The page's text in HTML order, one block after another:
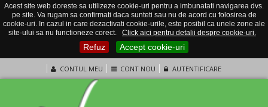
Acest site web doreste sa utilizeze cookie-uri pentru a imbunatati navigarea dvs.
pe site. Va rugam sa confirmati daca sunteti sau nu de acord cu folosirea de
cookie-uri. In cazul in care dezactivati cookie-urile, este posibil ca unele zone ale
site-ului sa nu functioneze corect.
Click aici pentru detalii despre cookie-uri.
Refuz Accept cookie-uri
CONTUL MEU CONT NOU AUTENTIFICARE